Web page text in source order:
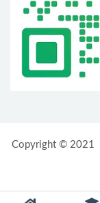
Copyright © 2021